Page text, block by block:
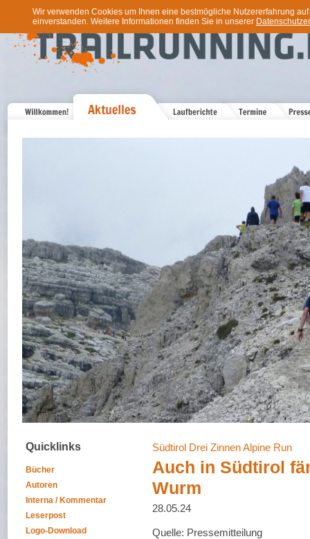
Wir verwenden Cookies um Ihnen eine bestmögliche Nutzererfahrung
einverstanden. Weitere Informationen finden Sie in unserer
Quicklinks
Bücher
Autoren
Interna / Kommentar
Leserpost
Logo-Download
Südtirol Drei Zinnen Alpine Run
Auch in Südtirol
Wurm
28.05.24
Quelle: Pressemitteilung